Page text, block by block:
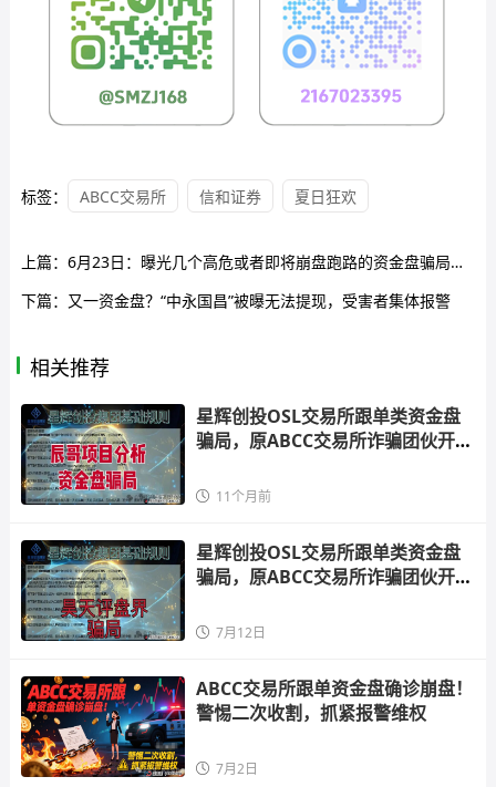
标签： ABCC交易所 信和证券 夏日狂欢
上篇： 6月23日：曝光几个高危或者即将崩盘跑路的资金盘骗局，悠然境，ceex交易所，ABCC交易所有你参与的吗？
下篇： 又一资金盘？“中永国昌”被曝无法提现，受害者集体报警
相关推荐
星辉创投OSL交易所跟单类资金盘
骗局，原ABCC交易所诈骗团伙开的
11个月前
星辉创投OSL交易所跟单类资金盘
骗局，原ABCC交易所诈骗团伙开的
7月12日
ABCC交易所跟单资金盘确诊崩盘！
警惕二次收割，抓紧报警维权
7月2日